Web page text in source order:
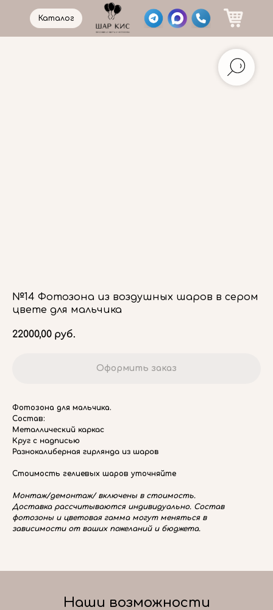
Каталог
№14 Фотозона из воздушных шаров в сером
цвете для мальчика
22000,00 руб.
Оформить заказ
Фотозона для мальчика.
Состав:
Металлический каркас
Круг с надписью
Разнокалиберная гирлянда из шаров
Стоимость гелиевых шаров уточняйте
Монтаж/демонтаж/ включены в стоимость.
Доставка рассчитываются индивидуально. Состав
фотозоны и цветовая гамма могут меняться в
зависимости от ваших пожеланий и бюджета.
Наши возможности